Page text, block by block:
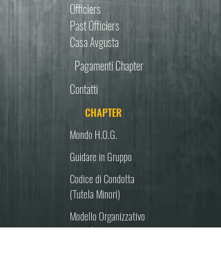
Officiers
Past Officiers
Casa Avgusta
Pagamenti Chapter
Contatti
CHAPTER
Mondo H.O.G.
Guidare in Gruppo
Codice di Condotta
(Tutela Minori)
Modello Organizzativo
Attività Sportiva